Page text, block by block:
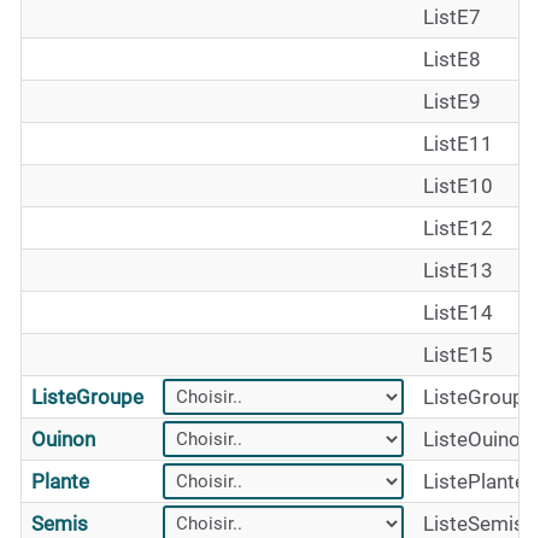
ListE7
ListE8
ListE9
ListE11
ListE10
ListE12
ListE13
ListE14
ListE15
ListeGroupe
ListeGroupe
Ouinon
ListeOuinon
Plante
ListePlante
Semis
ListeSemis